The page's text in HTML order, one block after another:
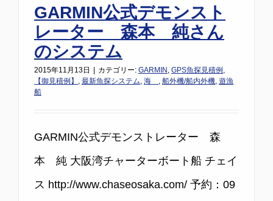
GARMIN公式デモンスト
レーター 森本 純さん
のシステム
2015年11月13日 | カテゴリー: GARMIN GPS魚探見積例
【御見積例】
最新魚探システム 海 船外機/船内外機 遊漁
船
GARMIN公式デモンストレーター 森
本 純 大阪湾チャーターボート船 チェイ
ス http://www.chaseosaka.com/ 予約：09